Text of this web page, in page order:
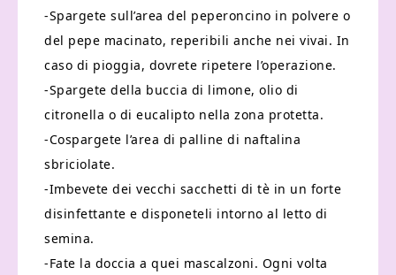
-Spargete sull’area del peperoncino in polvere o
del pepe macinato, reperibili anche nei vivai. In
caso di pioggia, dovrete ripetere l’operazione.
-Spargete della buccia di limone, olio di
citronella o di eucalipto nella zona protetta.
-Cospargete l’area di palline di naftalina
sbriciolate.
-Imbevete dei vecchi sacchetti di tè in un forte
disinfettante e disponeteli intorno al letto di
semina.
-Fate la doccia a quei mascalzoni. Ogni volta